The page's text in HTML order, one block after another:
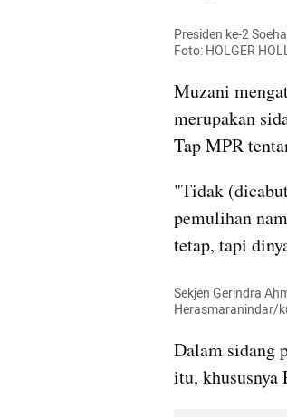
Presiden ke-2
Foto: HOLGER
Muzani
merupakan
Tap MPR
"Tidak
pemulihan
tetap, tapi
Sekjen Gerindra
Herasmaranindar/
Dalam sidang
itu, khususnya